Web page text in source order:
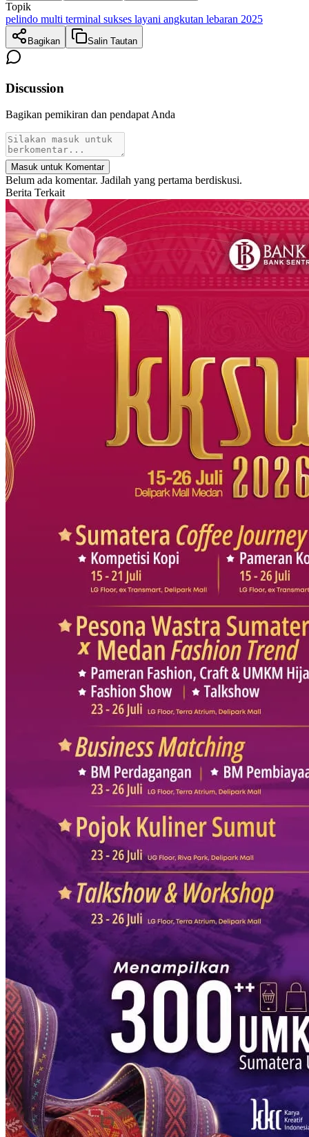
Topik
pelindo multi terminal sukses layani angkutan lebaran 2025
Bagikan Salin Tautan
Discussion
Bagikan pemikiran dan pendapat Anda
Masuk untuk Komentar
Belum ada komentar. Jadilah yang pertama berdiskusi.
Berita Terkait